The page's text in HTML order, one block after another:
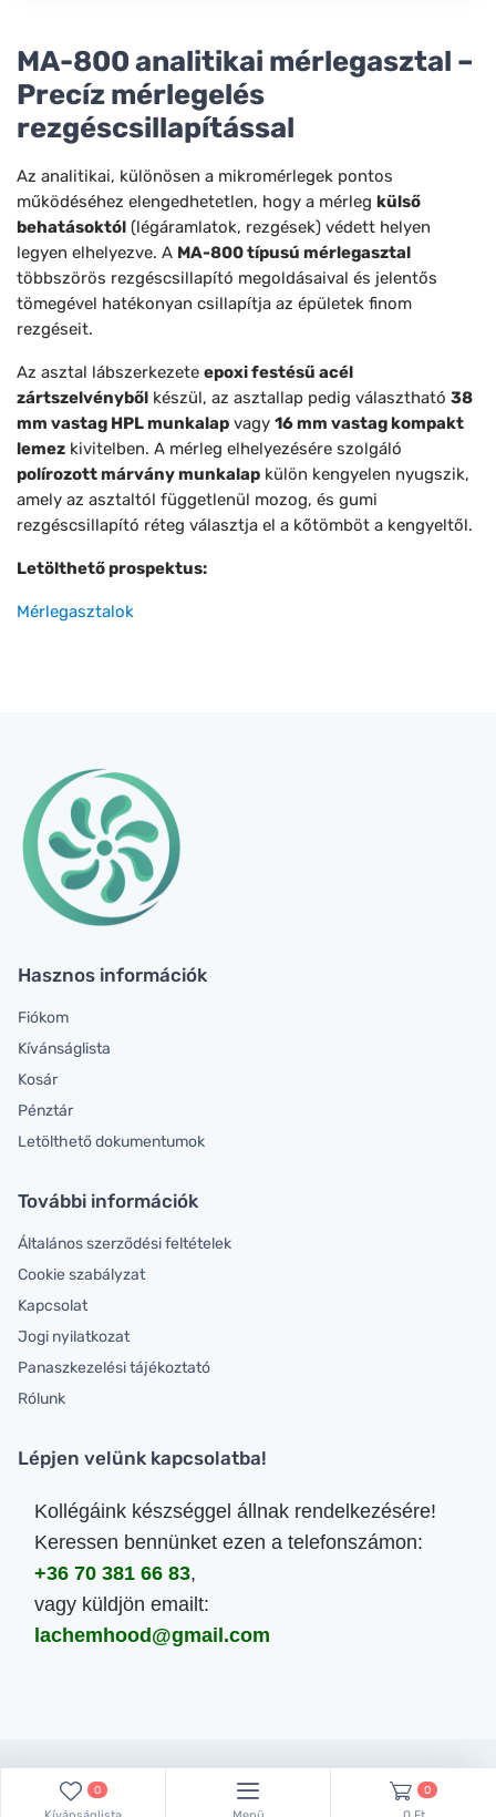
MA-800 analitikai mérlegasztal –
Precíz mérlegelés
rezgéscsillapítással
Az analitikai, különösen a mikromérlegek pontos
működéséhez elengedhetetlen, hogy a mérleg külső
behatásoktól (légáramlatok, rezgések) védett helyen
legyen elhelyezve. A MA-800 típusú mérlegasztal
többszörös rezgéscsillapító megoldásaival és jelentős
tömegével hatékonyan csillapítja az épületek finom
rezgéseit.
Az asztal lábszerkezete epoxi festésű acél
zártszelvényből készül, az asztallap pedig választható 38
mm vastag HPL munkalap vagy 16 mm vastag kompakt
lemez kivitelben. A mérleg elhelyezésére szolgáló
polírozott márvány munkalap külön kengyelen nyugszik,
amely az asztaltól függetlenül mozog, és gumi
rezgéscsillapító réteg választja el a kőtömböt a kengyeltől.
Letölthető prospektus:
Mérlegasztalok
Hasznos információk
Fiókom
Kívánságlista
Kosár
Pénztár
Letölthető dokumentumok
További információk
Általános szerződési feltételek
Cookie szabályzat
Kapcsolat
Jogi nyilatkozat
Panaszkezelési tájékoztató
Rólunk
Lépjen velünk kapcsolatba!
Kollégáink készséggel állnak rendelkezésére!
Keressen bennünket ezen a telefonszámon:
+36 70 381 66 83,
vagy küldjön emailt:
lachemhood@gmail.com
Minden jog fenntartva.
0 0